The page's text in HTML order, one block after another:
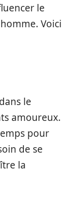
le
Voici
le
amoureux.
pour
de se
la